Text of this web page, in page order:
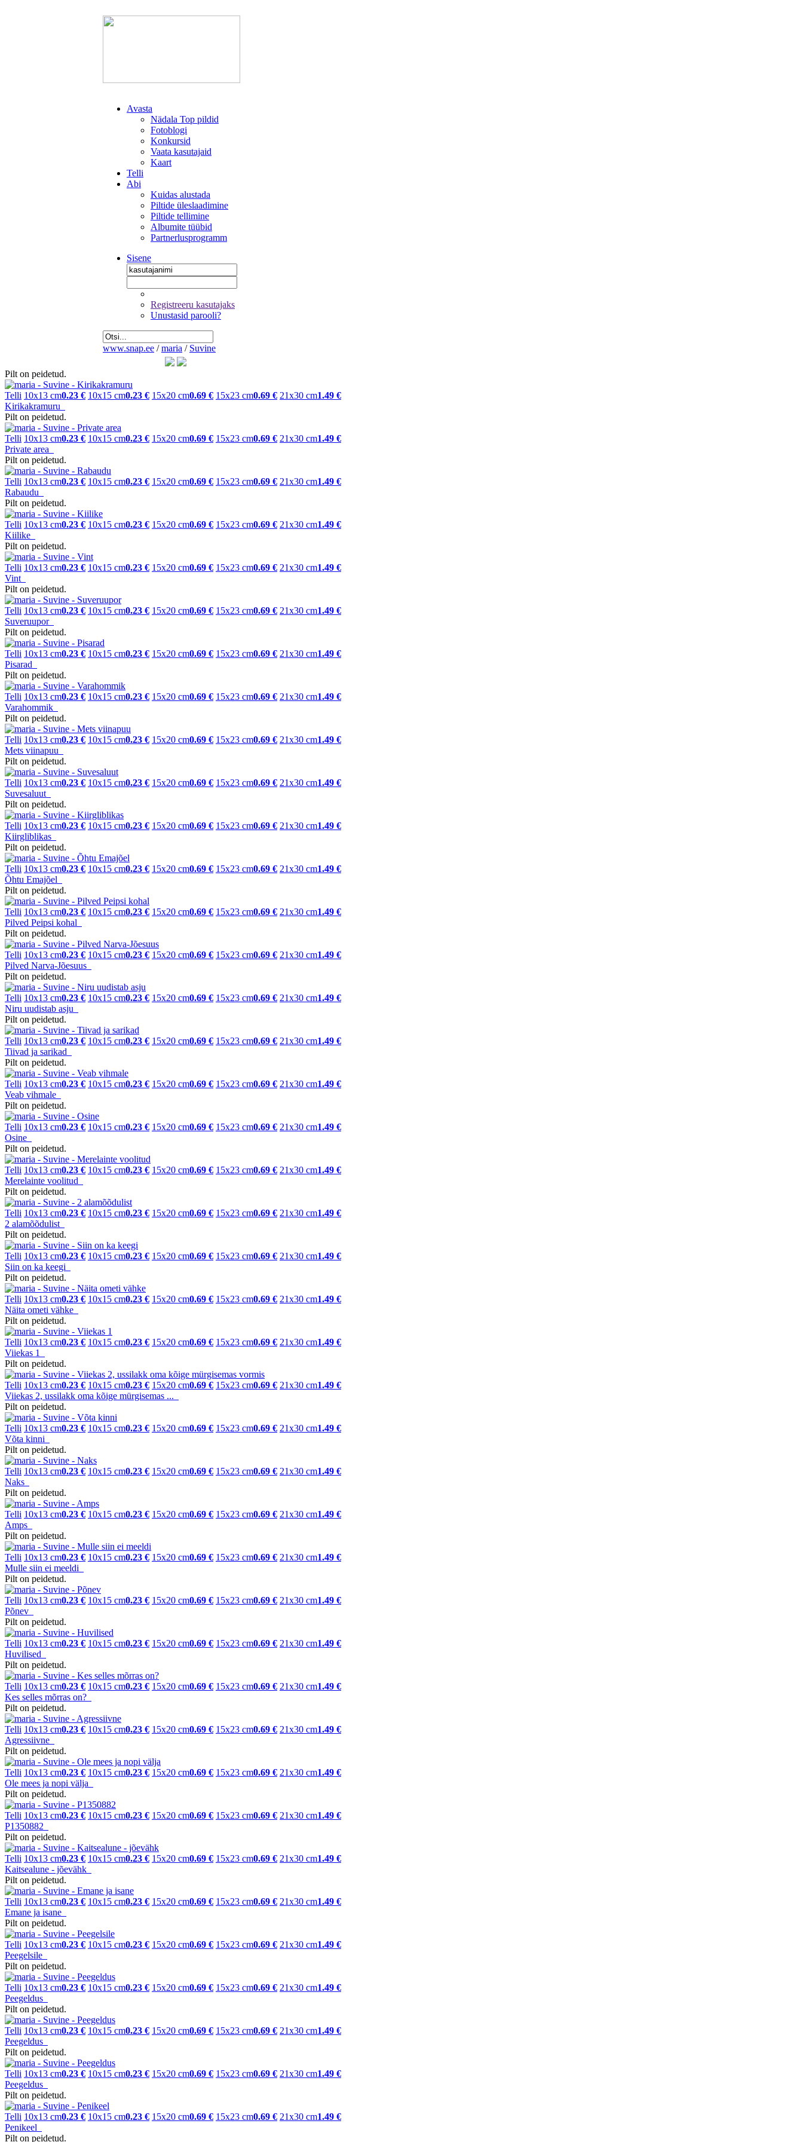
Avasta
Nädala Top pildid
Fotoblogi
Konkursid
Vaata kasutajaid
Kaart
Telli
Abi
Kuidas alustada
Piltide üleslaadimine
Piltide tellimine
Albumite tüübid
Partnerlusprogramm
Sisene
Registreeru kasutajaks
Unustasid parooli?
www.snap.ee / maria / Suvine
Pilt on peidetud.
Telli 10x13 cm0.23 € 10x15 cm0.23 € 15x20 cm0.69 € 15x23 cm0.69 € 21x30 cm1.49 €
Kirikakramuru
Pilt on peidetud.
Telli 10x13 cm0.23 € 10x15 cm0.23 € 15x20 cm0.69 € 15x23 cm0.69 € 21x30 cm1.49 €
Private area
Pilt on peidetud.
Telli 10x13 cm0.23 € 10x15 cm0.23 € 15x20 cm0.69 € 15x23 cm0.69 € 21x30 cm1.49 €
Rabaudu
Pilt on peidetud.
Telli 10x13 cm0.23 € 10x15 cm0.23 € 15x20 cm0.69 € 15x23 cm0.69 € 21x30 cm1.49 €
Kiilike
Pilt on peidetud.
Telli 10x13 cm0.23 € 10x15 cm0.23 € 15x20 cm0.69 € 15x23 cm0.69 € 21x30 cm1.49 €
Vint
Pilt on peidetud.
Telli 10x13 cm0.23 € 10x15 cm0.23 € 15x20 cm0.69 € 15x23 cm0.69 € 21x30 cm1.49 €
Suveruupor
Pilt on peidetud.
Telli 10x13 cm0.23 € 10x15 cm0.23 € 15x20 cm0.69 € 15x23 cm0.69 € 21x30 cm1.49 €
Pisarad
Pilt on peidetud.
Telli 10x13 cm0.23 € 10x15 cm0.23 € 15x20 cm0.69 € 15x23 cm0.69 € 21x30 cm1.49 €
Varahommik
Pilt on peidetud.
Telli 10x13 cm0.23 € 10x15 cm0.23 € 15x20 cm0.69 € 15x23 cm0.69 € 21x30 cm1.49 €
Mets viinapuu
Pilt on peidetud.
Telli 10x13 cm0.23 € 10x15 cm0.23 € 15x20 cm0.69 € 15x23 cm0.69 € 21x30 cm1.49 €
Suvesaluut
Pilt on peidetud.
Telli 10x13 cm0.23 € 10x15 cm0.23 € 15x20 cm0.69 € 15x23 cm0.69 € 21x30 cm1.49 €
Kiirgliblikas
Pilt on peidetud.
Telli 10x13 cm0.23 € 10x15 cm0.23 € 15x20 cm0.69 € 15x23 cm0.69 € 21x30 cm1.49 €
Õhtu Emajõel
Pilt on peidetud.
Telli 10x13 cm0.23 € 10x15 cm0.23 € 15x20 cm0.69 € 15x23 cm0.69 € 21x30 cm1.49 €
Pilved Peipsi kohal
Pilt on peidetud.
Telli 10x13 cm0.23 € 10x15 cm0.23 € 15x20 cm0.69 € 15x23 cm0.69 € 21x30 cm1.49 €
Pilved Narva-Jõesuus
Pilt on peidetud.
Telli 10x13 cm0.23 € 10x15 cm0.23 € 15x20 cm0.69 € 15x23 cm0.69 € 21x30 cm1.49 €
Niru uudistab asju
Pilt on peidetud.
Telli 10x13 cm0.23 € 10x15 cm0.23 € 15x20 cm0.69 € 15x23 cm0.69 € 21x30 cm1.49 €
Tiivad ja sarikad
Pilt on peidetud.
Telli 10x13 cm0.23 € 10x15 cm0.23 € 15x20 cm0.69 € 15x23 cm0.69 € 21x30 cm1.49 €
Veab vihmale
Pilt on peidetud.
Telli 10x13 cm0.23 € 10x15 cm0.23 € 15x20 cm0.69 € 15x23 cm0.69 € 21x30 cm1.49 €
Osine
Pilt on peidetud.
Telli 10x13 cm0.23 € 10x15 cm0.23 € 15x20 cm0.69 € 15x23 cm0.69 € 21x30 cm1.49 €
Merelainte voolitud
Pilt on peidetud.
Telli 10x13 cm0.23 € 10x15 cm0.23 € 15x20 cm0.69 € 15x23 cm0.69 € 21x30 cm1.49 €
2 alamõõdulist
Pilt on peidetud.
Telli 10x13 cm0.23 € 10x15 cm0.23 € 15x20 cm0.69 € 15x23 cm0.69 € 21x30 cm1.49 €
Siin on ka keegi
Pilt on peidetud.
Telli 10x13 cm0.23 € 10x15 cm0.23 € 15x20 cm0.69 € 15x23 cm0.69 € 21x30 cm1.49 €
Näita ometi vähke
Pilt on peidetud.
Telli 10x13 cm0.23 € 10x15 cm0.23 € 15x20 cm0.69 € 15x23 cm0.69 € 21x30 cm1.49 €
Viiekas 1
Pilt on peidetud.
Telli 10x13 cm0.23 € 10x15 cm0.23 € 15x20 cm0.69 € 15x23 cm0.69 € 21x30 cm1.49 €
Viiekas 2, ussilakk oma kõige mürgisemas ...
Pilt on peidetud.
Telli 10x13 cm0.23 € 10x15 cm0.23 € 15x20 cm0.69 € 15x23 cm0.69 € 21x30 cm1.49 €
Võta kinni
Pilt on peidetud.
Telli 10x13 cm0.23 € 10x15 cm0.23 € 15x20 cm0.69 € 15x23 cm0.69 € 21x30 cm1.49 €
Naks
Pilt on peidetud.
Telli 10x13 cm0.23 € 10x15 cm0.23 € 15x20 cm0.69 € 15x23 cm0.69 € 21x30 cm1.49 €
Amps
Pilt on peidetud.
Telli 10x13 cm0.23 € 10x15 cm0.23 € 15x20 cm0.69 € 15x23 cm0.69 € 21x30 cm1.49 €
Mulle siin ei meeldi
Pilt on peidetud.
Telli 10x13 cm0.23 € 10x15 cm0.23 € 15x20 cm0.69 € 15x23 cm0.69 € 21x30 cm1.49 €
Põnev
Pilt on peidetud.
Telli 10x13 cm0.23 € 10x15 cm0.23 € 15x20 cm0.69 € 15x23 cm0.69 € 21x30 cm1.49 €
Huvilised
Pilt on peidetud.
Telli 10x13 cm0.23 € 10x15 cm0.23 € 15x20 cm0.69 € 15x23 cm0.69 € 21x30 cm1.49 €
Kes selles mõrras on?
Pilt on peidetud.
Telli 10x13 cm0.23 € 10x15 cm0.23 € 15x20 cm0.69 € 15x23 cm0.69 € 21x30 cm1.49 €
Agressiivne
Pilt on peidetud.
Telli 10x13 cm0.23 € 10x15 cm0.23 € 15x20 cm0.69 € 15x23 cm0.69 € 21x30 cm1.49 €
Ole mees ja nopi välja
Pilt on peidetud.
Telli 10x13 cm0.23 € 10x15 cm0.23 € 15x20 cm0.69 € 15x23 cm0.69 € 21x30 cm1.49 €
P1350882
Pilt on peidetud.
Telli 10x13 cm0.23 € 10x15 cm0.23 € 15x20 cm0.69 € 15x23 cm0.69 € 21x30 cm1.49 €
Kaitsealune - jõevähk
Pilt on peidetud.
Telli 10x13 cm0.23 € 10x15 cm0.23 € 15x20 cm0.69 € 15x23 cm0.69 € 21x30 cm1.49 €
Emane ja isane
Pilt on peidetud.
Telli 10x13 cm0.23 € 10x15 cm0.23 € 15x20 cm0.69 € 15x23 cm0.69 € 21x30 cm1.49 €
Peegelsile
Pilt on peidetud.
Telli 10x13 cm0.23 € 10x15 cm0.23 € 15x20 cm0.69 € 15x23 cm0.69 € 21x30 cm1.49 €
Peegeldus
Pilt on peidetud.
Telli 10x13 cm0.23 € 10x15 cm0.23 € 15x20 cm0.69 € 15x23 cm0.69 € 21x30 cm1.49 €
Peegeldus
Pilt on peidetud.
Telli 10x13 cm0.23 € 10x15 cm0.23 € 15x20 cm0.69 € 15x23 cm0.69 € 21x30 cm1.49 €
Peegeldus
Pilt on peidetud.
Telli 10x13 cm0.23 € 10x15 cm0.23 € 15x20 cm0.69 € 15x23 cm0.69 € 21x30 cm1.49 €
Penikeel
Pilt on peidetud.